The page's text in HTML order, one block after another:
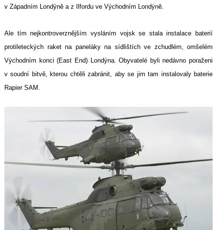
v Západním Londýně a z Ilfordu ve Východním Londýně.
Ale tím nejkontroverznějším vysláním vojsk se stala instalace baterií
protileteckých raket na paneláky na sídlištích ve zchudlém, omšelém
Východním konci (East End) Londýna. Obyvatelé byli nedávno poraženi
v soudní bitvě, kterou chtěli zabránit, aby se jim tam instalovaly baterie
Rapier SAM.